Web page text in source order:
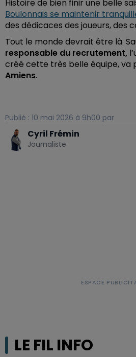
Histoire de bien finir une belle
Boulonnais se maintenir
des dédicaces des joueurs, des
Tout le monde devrait être là.
responsable du recrutement,
créé cette très belle équipe, va
Amiens.
Publié : 10 mai 2026 à 9h00 par
Cyril Frémin
Journaliste
LE FIL INFO